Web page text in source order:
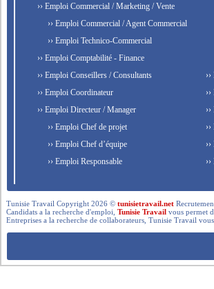
›› Emploi Commercial / Marketing / Vente
›› Emploi Commercial / Agent Commercial
›› Emploi Technico-Commercial
›› Emploi Comptabilité - Finance
›› Emploi Conseillers / Consultants
›› Emploi Coordinateur
›› Emploi Directeur / Manager
›› Emploi Chef de projet
›› Emploi Chef d’équipe
›› Emploi Responsable
Tunisie Travail Copyright 2026 ©tunisietravail.net
Candidats a la recherche d'emploi,Tunisie Travail vous permet
Entreprises a la recherche de collaborateurs, Tunisie Travail